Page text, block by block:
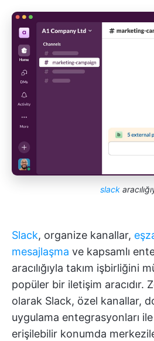
slack
Slack, organize kanallar,
mesajlaşma ve kapsamlı
aracılığıyla takım işbirliğini
popüler bir iletişim aracıdır.
olarak Slack, özel kanallar,
uygulama entegrasyonları
erişilebilir konumda